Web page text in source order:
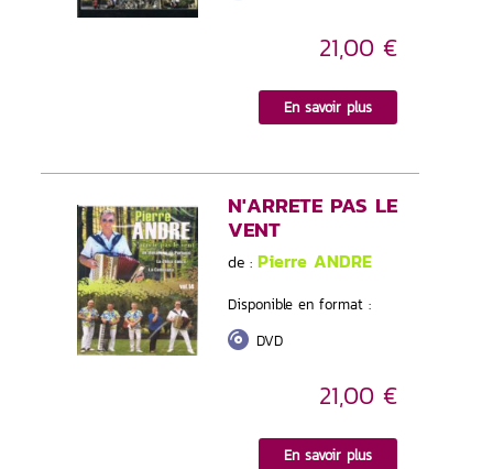
21,00 €
En savoir plus
N'ARRETE PAS LE
VENT
de : Pierre ANDRE
Disponible en format :
DVD
21,00 €
En savoir plus